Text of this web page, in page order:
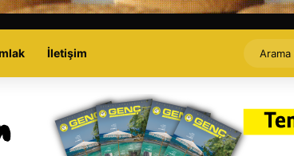
İletişim